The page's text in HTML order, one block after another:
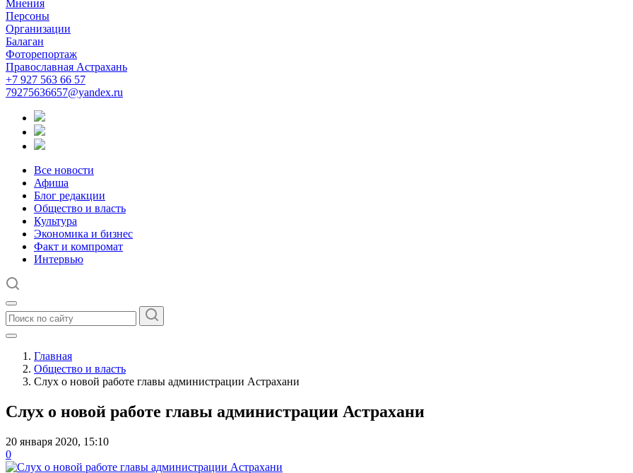
Мнения
Персоны
Организации
Балаган
Фоторепортаж
Православная Астрахань
+7 927 563 66 57
79275636657@yandex.ru
Все новости
Афиша
Блог редакции
Общество и власть
Культура
Экономика и бизнес
Факт и компромат
Интервью
Главная
Общество и власть
Слух о новой работе главы администрации Астрахани
Слух о новой работе главы администрации Астрахани
20 января 2020, 15:10
0